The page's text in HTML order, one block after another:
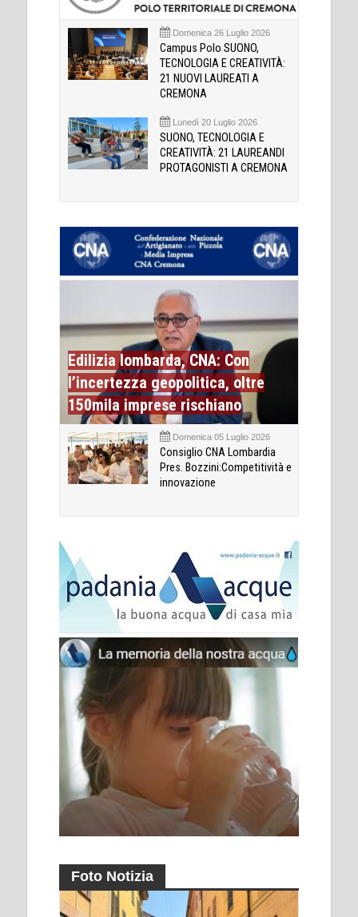
Domenica 26 Luglio 2026
Campus Polo SUONO,
TECNOLOGIA E CREATIVITÀ:
21 NUOVI LAUREATI A
CREMONA
Lunedì 20 Luglio 2026
SUONO, TECNOLOGIA E
CREATIVITÀ: 21 LAUREANDI
PROTAGONISTI A CREMONA
Edilizia lombarda, CNA: Con
l’incertezza geopolitica, oltre
150mila imprese rischiano
Domenica 05 Luglio 2026
Consiglio CNA Lombardia
Pres. Bozzini:Competitività e
innovazione
Foto Notizia